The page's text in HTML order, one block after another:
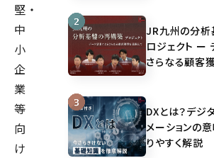
堅・
中
小
企
業
等
向
け
JR九州の分
ロジェクト ー
さらなる顧客
DXとは？デジ
メーションの
りやすく解説